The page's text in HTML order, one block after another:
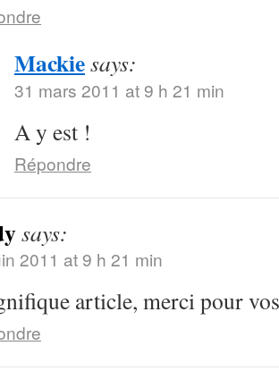
Mackiesays:
31 mars 2011 at 9 h 21 min
A y est !
Répondre
says:
2011 at 9 h 21 min
article, merci pour